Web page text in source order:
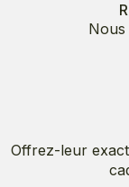
Offrez-leur